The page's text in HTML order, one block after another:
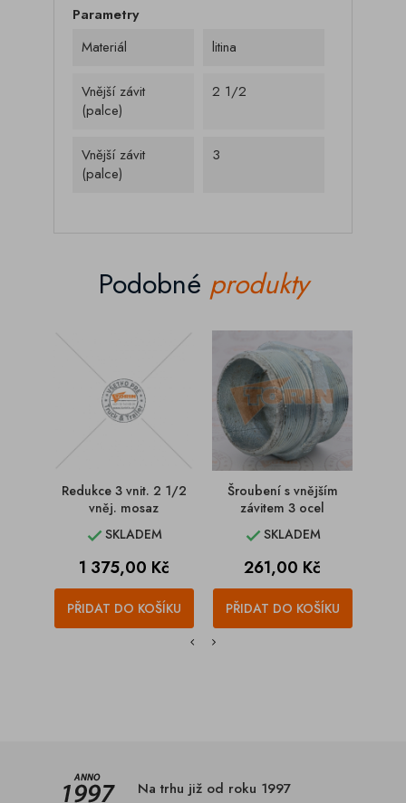
Parametry
Materiál
litina
Vnější závit
(palce)
2 1/2
Vnější závit
(palce)
3
Podobné produkty
Redukce 3 vnit. 2 1/2
vněj. mosaz
SKLADEM
Cena
1 375,00 Kč
PŘIDAT DO KOŠÍKU
Šroubení s vnějším
závitem 3 ocel
SKLADEM
Cena
261,00 Kč
PŘIDAT DO KOŠÍKU
Na trhu již od roku 1997